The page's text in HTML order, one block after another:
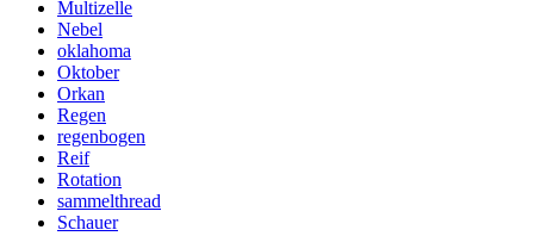
Multizelle
Nebel
oklahoma
Oktober
Orkan
Regen
regenbogen
Reif
Rotation
sammelthread
Schauer